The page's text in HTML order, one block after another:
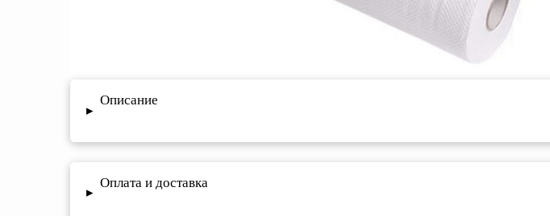
▸
Описание
▸
Оплата и доставка